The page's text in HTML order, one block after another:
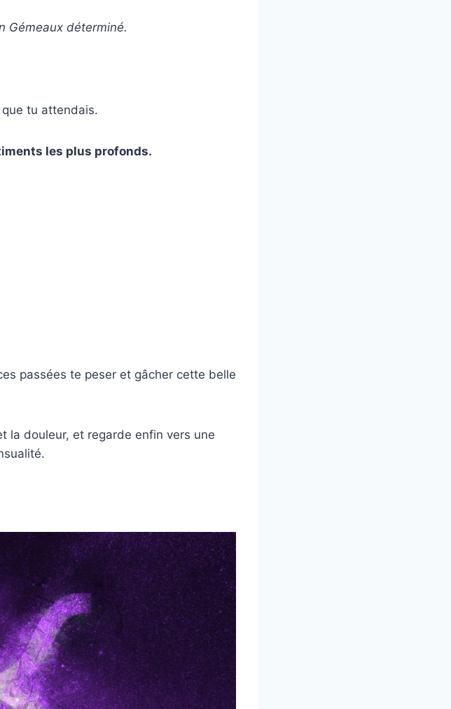
Gémeaux déterminé.
tu attendais.
les plus profonds.
passées te peser et gâcher cette belle
la douleur, et regarde enfin vers une